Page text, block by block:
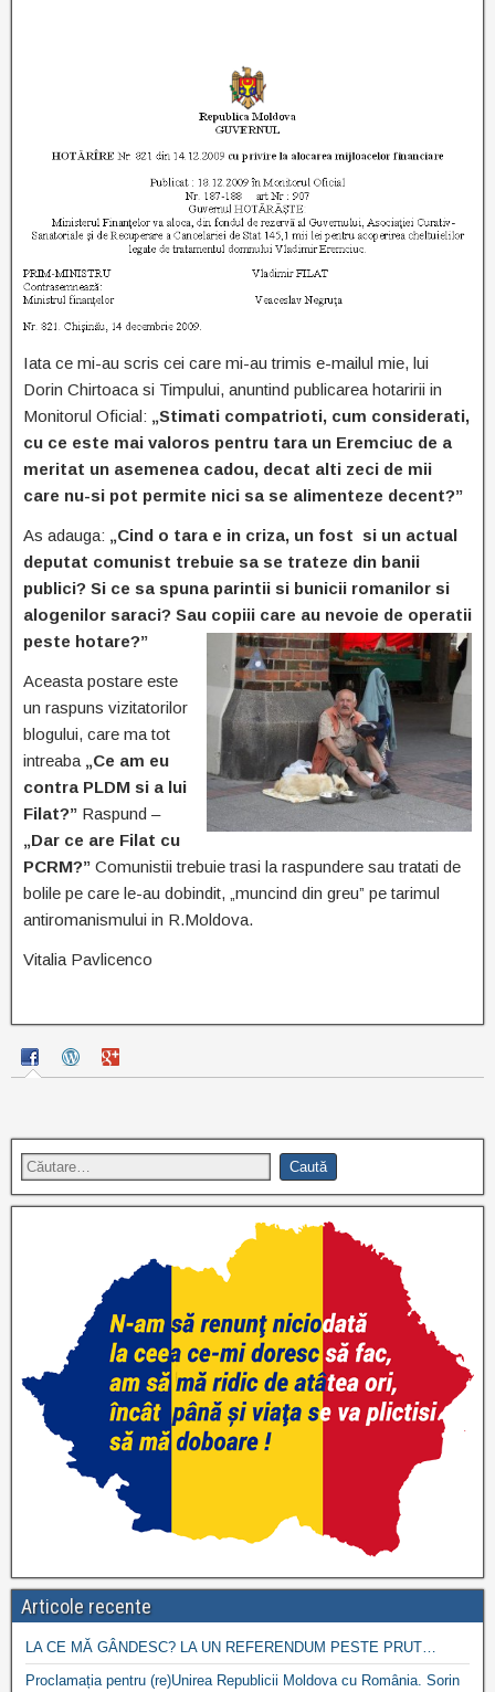
Iata ce mi-au scris cei care mi-au trimis e-mailul mie, lui
Dorin Chirtoaca si Timpului, anuntind publicarea hotaririi in
Monitorul Oficial: „Stimati compatrioti, cum considerati,
cu ce este mai valoros pentru tara un Eremciuc de a
meritat un asemenea cadou, decat alti zeci de mii
care nu-si pot permite nici sa se alimenteze decent?”
As adauga: „Cind o tara e in criza, un fost si un actual
deputat comunist trebuie sa se trateze din banii
publici? Si ce sa spuna parintii si bunicii romanilor si
alogenilor saraci? Sau copiii care au nevoie de operatii
peste hotare?”
Aceasta postare este
un raspuns vizitatorilor
blogului, care ma tot
intreaba „Ce am eu
contra PLDM si a lui
Filat?” Raspund –
„Dar ce are Filat cu
PCRM?” Comunistii trebuie trasi la raspundere sau tratati de
bolile pe care le-au dobindit, „muncind din greu” pe tarimul
antiromanismului in R.Moldova.
Vitalia Pavlicenco
Articole recente
LA CE MĂ GÂNDESC? LA UN REFERENDUM PESTE PRUT…
Proclamația pentru (re)Unirea Republicii Moldova cu România. Sorin